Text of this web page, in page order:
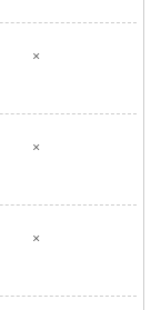
×
×
×